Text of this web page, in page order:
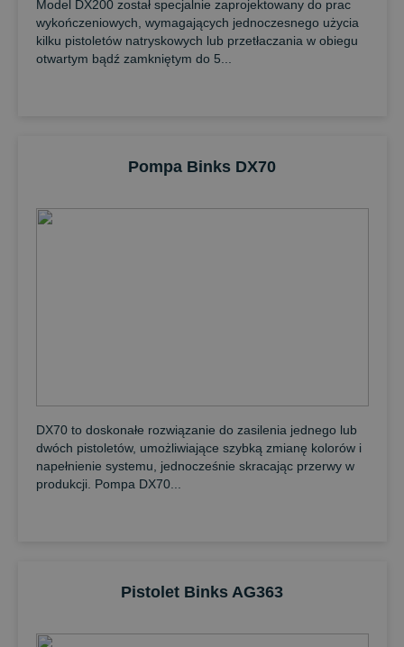
Model DX200 został specjalnie zaprojektowany do prac
wykończeniowych, wymagających jednoczesnego użycia
kilku pistoletów natryskowych lub przetłaczania w obiegu
otwartym bądź zamkniętym do 5...
Pompa Binks DX70
DX70 to doskonałe rozwiązanie do zasilenia jednego lub
dwóch pistoletów, umożliwiające szybką zmianę kolorów i
napełnienie systemu, jednocześnie skracając przerwy w
produkcji. Pompa DX70...
Pistolet Binks AG363